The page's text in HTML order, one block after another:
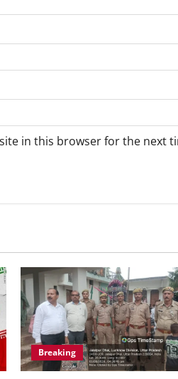
in this browser for the next
Breaking